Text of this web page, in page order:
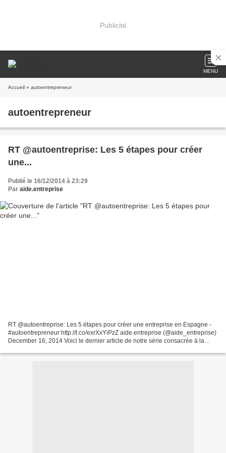
Publicité
MENU
Accueil » autoentrepreneur
autoentrepreneur
RT @autoentreprise: Les 5 étapes pour créer
une...
Publié le 16/12/2014 à 23:29
Par aide.entreprise
RT @autoentreprise: Les 5 étapes pour créer une entreprise en Espagne -
#autoentrepreneur http://t.co/exrXxYiPzZ aide.entreprise (@aide_entreprise)
December 16, 2014 Voici le dernier article de notre série consacrée à la